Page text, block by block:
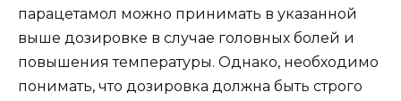
парацетамол можно принимать в указанной
выше дозировке в случае головных болей и
повышения температуры. Однако, необходимо
понимать, что дозировка должна быть строго